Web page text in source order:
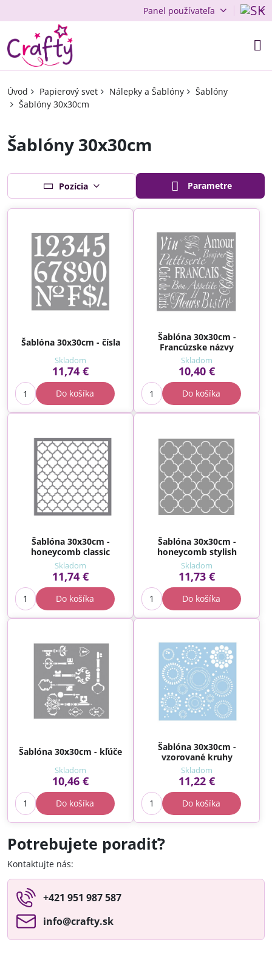
Panel používateľa
Úvod Papierový svet Nálepky a Šablóny
Šablóny
Šablóny 30x30cm
Šablóny 30x30cm
Pozícia Parametre
Šablóna 30x30cm - čísla
Skladom
11,74 €
Do košíka
Šablóna 30x30cm -
Francúzske názvy
Skladom
10,40 €
Do košíka
Šablóna 30x30cm -
honeycomb classic
Skladom
11,74 €
Do košíka
Šablóna 30x30cm -
honeycomb stylish
Skladom
11,73 €
Do košíka
Šablóna 30x30cm - kľúče
Skladom
10,46 €
Do košíka
Šablóna 30x30cm -
vzorované kruhy
Skladom
11,22 €
Do košíka
Potrebujete poradiť?
Kontaktujte nás:
+421 951 987 587
info​@crafty​.sk